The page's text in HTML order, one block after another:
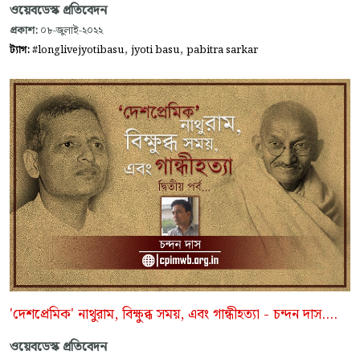
ওয়েবডেস্ক প্রতিবেদন
প্রকাশ: ০৮-জুলাই-২০২২
ট্যাগ:#longlivejyotibasu, jyoti basu, pabitra sarkar
'দেশপ্রেমিক' নাথুরাম, বিক্ষুব্ধ সময়, এবং গান্ধীহত্যা - চন্দন দাস....
ওয়েবডেস্ক প্রতিবেদন